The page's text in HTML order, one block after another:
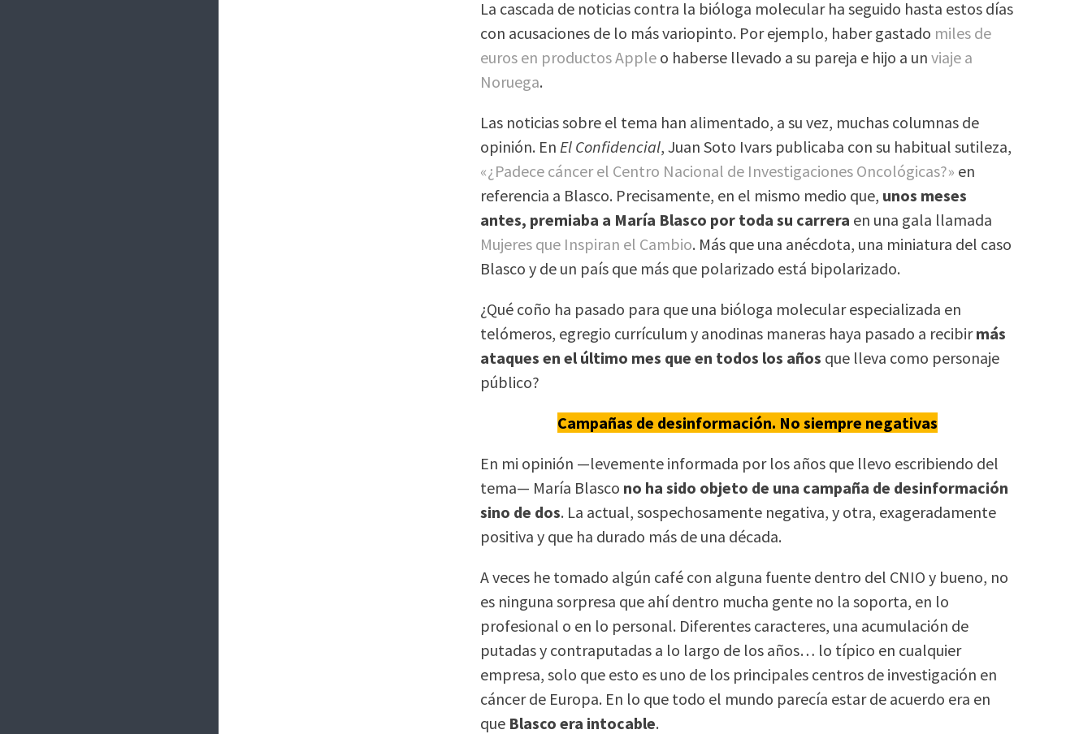
La cascada de noticias contra la bióloga molecular ha seguido hasta estos días
con acusaciones de lo más variopinto. Por ejemplo, haber gastado miles de
euros en productos Apple o haberse llevado a su pareja e hijo a unviaje a
Noruega.
Las noticias sobre el tema han alimentado, a su vez, muchas columnas de
opinión. En El Confidencial, Juan Soto Ivars publicaba con su habitual sutileza,
«¿Padece cáncer el Centro Nacional de Investigaciones Oncológicas?» en
referencia a Blasco. Precisamente, en el mismo medio que, unos meses
antes, premiaba a María Blasco por toda su carrera en una gala llamada
Mujeres que Inspiran el Cambio. Más que una anécdota, una miniatura del caso
Blasco y de un país que más que polarizado está bipolarizado.
¿Qué coño ha pasado para que una bióloga molecular especializada en
telómeros, egregio currículum y anodinas maneras haya pasado a recibirmás
ataques en el último mes que en todos los años que lleva como personaje
público?
Campañas de desinformación. No siempre negativas
En mi opinión —levemente informada por los años que llevo escribiendo del
tema— María Blasco no ha sido objeto de una campaña de desinformación
sino de dos. La actual, sospechosamente negativa, y otra, exageradamente
positiva y que ha durado más de una década.
A veces he tomado algún café con alguna fuente dentro del CNIO y bueno, no
es ninguna sorpresa que ahí dentro mucha gente no la soporta, en lo
profesional o en lo personal. Diferentes caracteres, una acumulación de
putadas y contraputadas a lo largo de los años… lo típico en cualquier
empresa, solo que esto es uno de los principales centros de investigación en
cáncer de Europa. En lo que todo el mundo parecía estar de acuerdo era en
que Blasco era intocable.